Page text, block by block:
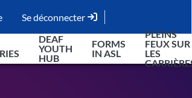
Se déconnecter
DEAF
YOUTH
HUB
FORMS
IN ASL
PLEINS
FEUX SUR
LES